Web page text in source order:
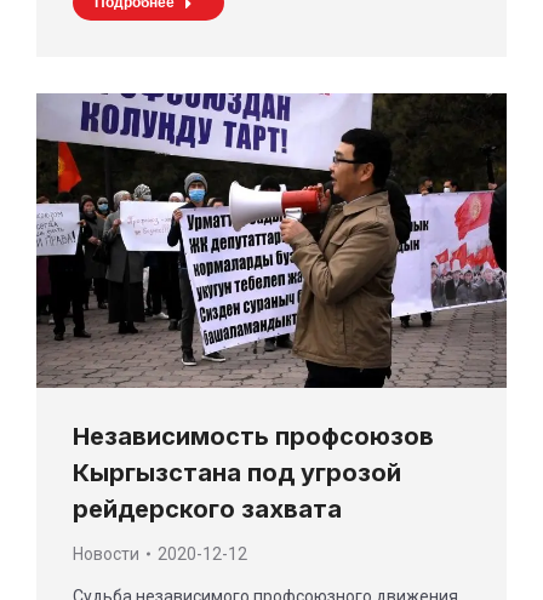
Независимость профсоюзов
Кыргызстана под угрозой
рейдерского захвата
Новости 2020-12-12
Судьба независимого профсоюзного движения